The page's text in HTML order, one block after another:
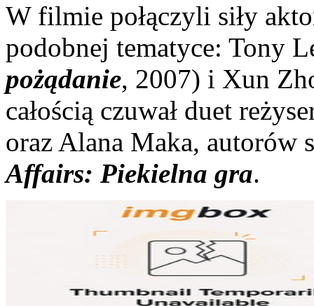
W filmie połączyli siły
podobnej tematyce: Tony
pożądanie, 2007) i Xun
całością czuwał duet
oraz Alana Maka,
Affairs: Piekielna gra.